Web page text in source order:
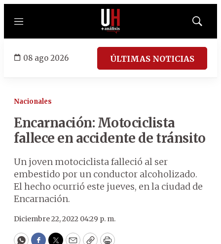
Menú
Mostrar
08 ago 2026 ÚLTIMAS NOTICIAS
Nacionales
Encarnación: Motociclista
fallece en accidente de tránsito
Un joven motociclista falleció al ser
embestido por un conductor alcoholizado.
El hecho ocurrió este jueves, en la ciudad de
Encarnación.
Diciembre 22, 2022 04:29 p. m.